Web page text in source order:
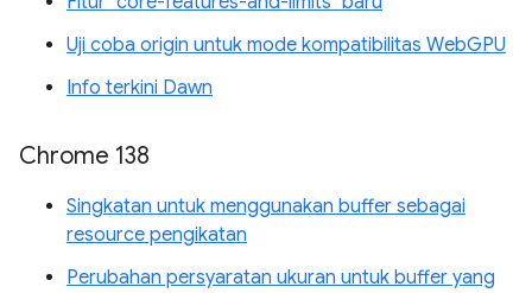
Uji coba origin untuk mode kompatibilitas WebGPU
Info terkini Dawn
Chrome 138
Singkatan untuk menggunakan buffer sebagai
resource pengikatan
Perubahan persyaratan ukuran untuk buffer yang